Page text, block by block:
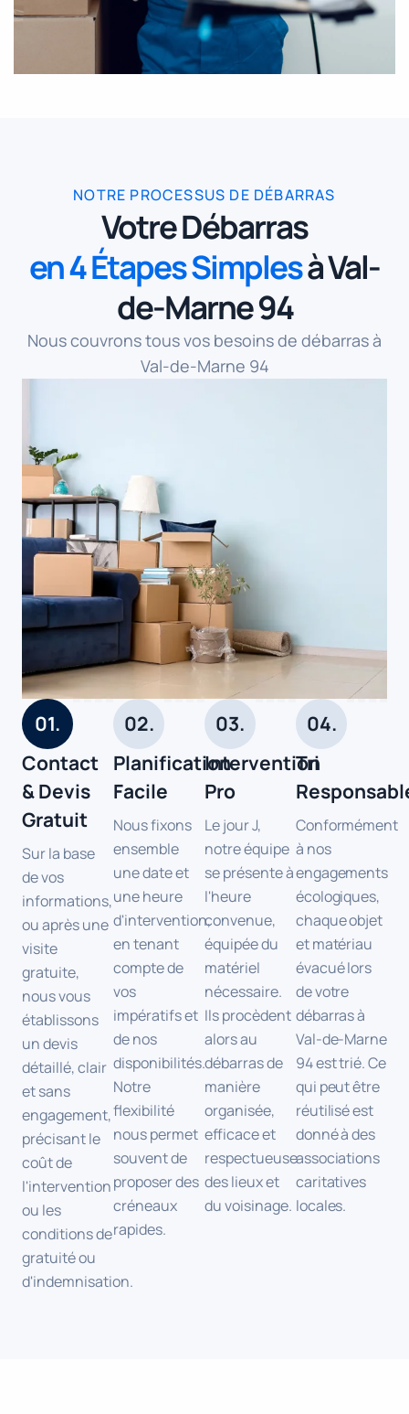
NOTRE PROCESSUS DE DÉBARRAS
Votre Débarras
en 4 Étapes Simplesà Val-
de-Marne 94
Nous couvrons tous vos besoins de débarras à
Val-de-Marne 94
01.
Contact
& Devis
Gratuit
Sur la base
de vos
informations,
ou après une
visite
gratuite,
nous vous
établissons
un devis
détaillé, clair
et sans
engagement,
précisant le
coût de
l'intervention
ou les
conditions de
gratuité ou
d'indemnisation.
02.
Planification
Facile
Nous fixons
ensemble
une date et
une heure
d'intervention,
en tenant
compte de
vos
impératifs et
de nos
disponibilités.
Notre
flexibilité
nous permet
souvent de
proposer des
créneaux
rapides.
03.
Intervention
Pro
Le jour J,
notre équipe
se présente à
l'heure
convenue,
équipée du
matériel
nécessaire.
Ils procèdent
alors au
débarras de
manière
organisée,
efficace et
respectueuse
des lieux et
du voisinage.
04.
Tri
Conformément
à nos
engagements
écologiques,
chaque objet
et matériau
évacué lors
de votre
débarras à
Val-de-Marne
94 est trié. Ce
qui peut être
réutilisé est
donné à des
associations
caritatives
locales.